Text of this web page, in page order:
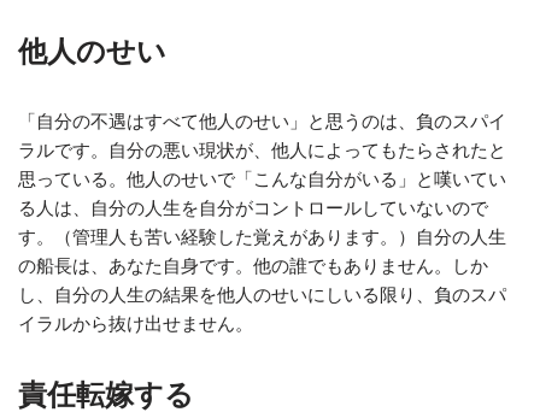
他人のせい
「自分の不遇はすべて他人のせい」と思うのは、負のスパイ
ラルです。自分の悪い現状が、他人によってもたらされたと
思っている。他人のせいで「こんな自分がいる」と嘆いてい
る人は、自分の人生を自分がコントロールしていないので
す。（管理人も苦い経験した覚えがあります。）自分の人生
の船長は、あなた自身です。他の誰でもありません。しか
し、自分の人生の結果を他人のせいにしいる限り、負のスパ
イラルから抜け出せません。
責任転嫁する